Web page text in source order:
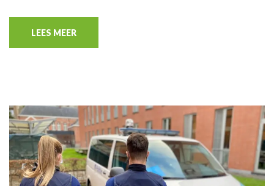
LEES MEER